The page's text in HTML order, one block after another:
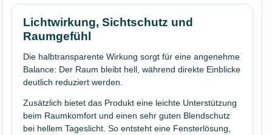
Lichtwirkung, Sichtschutz und
Raumgefühl
Die halbtransparente Wirkung sorgt für eine angenehme
Balance: Der Raum bleibt hell, während direkte Einblicke
deutlich reduziert werden.
Zusätzlich bietet das Produkt eine leichte Unterstützung
beim Raumkomfort und einen sehr guten Blendschutz
bei hellem Tageslicht. So entsteht eine Fensterlösung,